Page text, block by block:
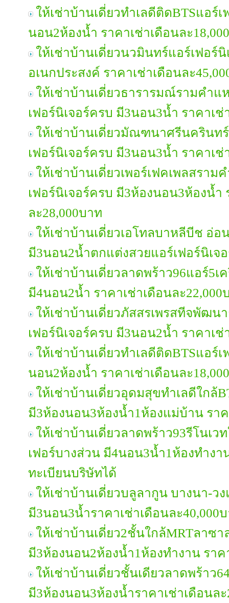
ให้เช่าบ้านเดี่ยวทำเลดีติดBTSแอร์
นอน2ห้องน้ำ ราคาเช่าเดือนละ
ให้เช่าบ้านเดี่ยวนวมินทร์แอร์เฟอร์
อเนกประสงค์ ราคาเช่าเดือนละ
ให้เช่าบ้านเดี่ยวธารารมณ์รามคำแ
เฟอร์นิเจอร์ครบ มี3นอน3น้ำ ราคาเช่
ให้เช่าบ้านเดี่ยวมัณฑนาศรีนครินท
เฟอร์นิเจอร์ครบ มี3นอน3น้ำ ราคาเช่
ให้เช่าบ้านเดี่ยวเพอร์เฟคเพลสราม
เฟอร์นิเจอร์ครบ มี3ห้องนอน3ห้องน้ำ
ละ28,000บาท
ให้เช่าบ้านเดี่ยวเอโทลบาหลีบีช อ่อ
มี3นอน2น้ำตกแต่งสวยแอร์เฟอร์นิเจ
ให้เช่าบ้านเดี่ยวลาดพร้าว96แอร์5เ
มี4นอน2น้ำ ราคาเช่าเดือนละ22,000
ให้เช่าบ้านเดี่ยวภัสสรเพรสทีจพัฒน
เฟอร์นิเจอร์ครบ มี3นอน2น้ำ ราคาเช่
ให้เช่าบ้านเดี่ยวทำเลดีติดBTSแอร์
นอน2ห้องน้ำ ราคาเช่าเดือนละ
ให้เช่าบ้านเดี่ยวอุดมสุขทำเลดีใกล้
มี3ห้องนอน3ห้องน้ำ1ห้องแม่บ้าน ราค
ให้เช่าบ้านเดี่ยวลาดพร้าว93รีโนเว
เฟอร์บางส่วน มี4นอน3น้ำ1ห้องทำงา
ทะเบียนบริษัทได้
ให้เช่าบ้านเดี่ยวบลูลากูน บางนา-ว
มี3นอน3น้ำราคาเช่าเดือนละ40,000
ให้เช่าบ้านเดี่ยว2ชั้นใกล้MRTลาซา
มี3ห้องนอน2ห้องน้ำ1ห้องทำงาน ราค
ให้เช่าบ้านเดี่ยวชั้นเดียวลาดพร้าว
มี3ห้องนอน3ห้องน้ำราคาเช่าเดือนละ